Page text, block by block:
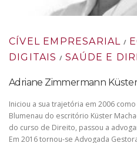
CÍVEL EMPRESARIAL /
DIGITAIS /SAÚDE E
Adriane Zimmermann Küster
Iniciou a sua trajetória em 2006
Blumenau do escritório Küster
do curso de Direito, passou a
Em 2016 tornou-se Advogada